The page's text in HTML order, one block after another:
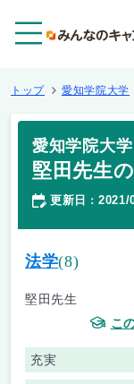
トップ 愛知学院大学
愛知学院大学
堅田先生
更新日 ： 2021/
法学(8)
堅田先生
こ
充実